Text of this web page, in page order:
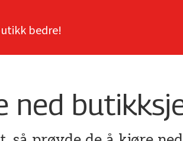
bedre!
ned